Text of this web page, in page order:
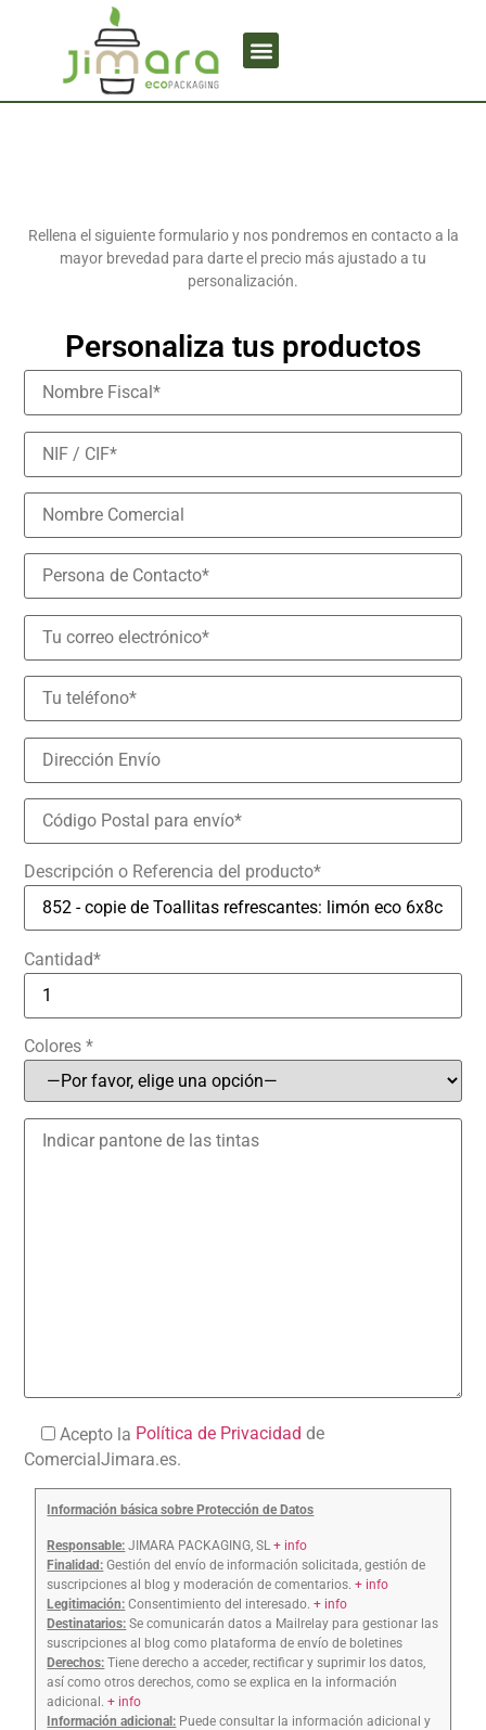
Personaliza tus productos
Rellena el siguiente formulario y nos pondremos en contacto a la
mayor brevedad para darte el precio más ajustado a tu
personalización.
Descripción o Referencia del producto*
Cantidad*
Colores *
Acepto la Política de Privacidad de
ComercialJimara.es.
Información básica sobre Protección de Datos
Responsable: JIMARA PACKAGING, SL+ info
Finalidad: Gestión del envío de información solicitada, gestión de
suscripciones al blog y moderación de comentarios.+ info
Legitimación: Consentimiento del interesado.+ info
Destinatarios: Se comunicarán datos a Mailrelay para gestionar las
suscripciones al blog como plataforma de envío de boletines
Derechos: Tiene derecho a acceder, rectificar y suprimir los datos,
así como otros derechos, como se explica en la información
adicional.+ info
Información adicional: Puede consultar la información adicional y